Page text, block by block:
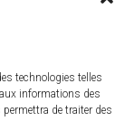
technologies telles
informations des
de traiter des